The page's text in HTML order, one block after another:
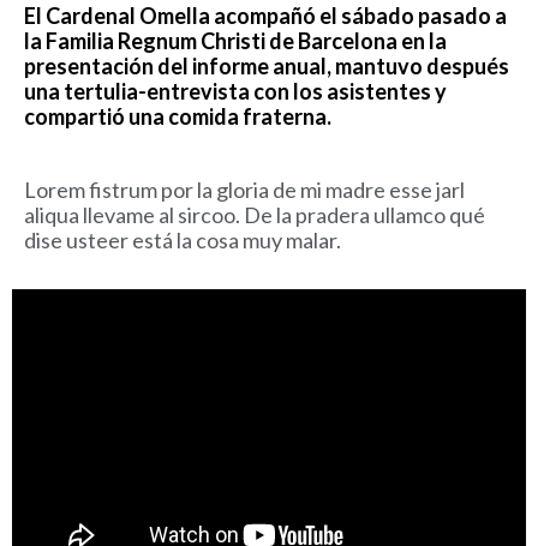
El Cardenal Omella acompañó el sábado pasado a
la Familia Regnum Christi de Barcelona en la
presentación del informe anual, mantuvo después
una tertulia-entrevista con los asistentes y
compartió una comida fraterna.
Lorem fistrum por la gloria de mi madre esse jarl
aliqua llevame al sircoo. De la pradera ullamco qué
dise usteer está la cosa muy malar.